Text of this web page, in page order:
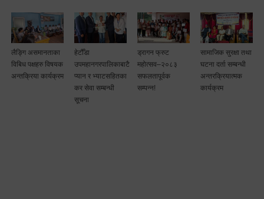
लैङ्गि असमानताका
विबिध पक्षहरु विषयक
अन्तक्रिया कार्यक्रम
हेटौँडा
उपमहानगरपालिकाबाटै
प्यान र भ्याटसहितका
कर सेवा सम्बन्धी
सूचना
ड्रागन फ्रुट
महोत्सव–२०८३
सफलतापूर्वक
सम्पन्न!
सामाजिक सुरक्षा तथा
घटना दर्ता सम्बन्धी
अन्तरक्रियात्मक
कार्यक्रम